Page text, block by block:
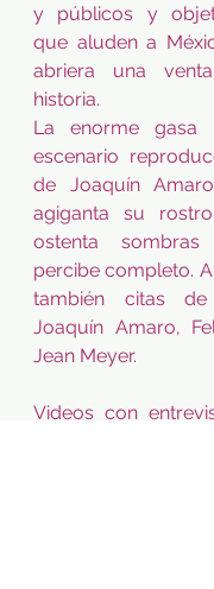
y públicos y
que aluden a
abriera una
historia.
La enorme
escenario
de Joaquín
agiganta su
ostenta
percibe completo.
también citas de
Joaquín Amaro,
Jean Meyer.
Videos con